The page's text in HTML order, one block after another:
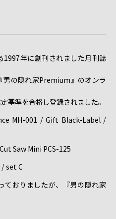
1997年に創刊されました月刊誌
男の隠れ家Premium』のオンラ
基準を合格し登録されました。
MH-001 / Gift Black-Label /
Saw Mini PCS-125
/ set C
ておりましたが、『男の隠れ家